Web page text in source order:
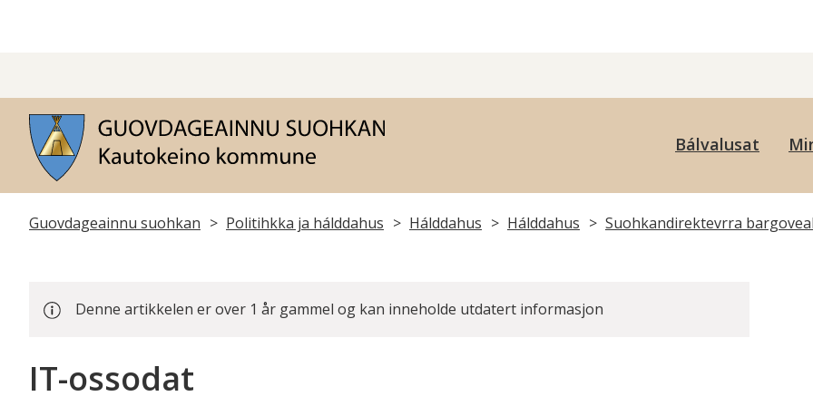
Guovdageainnu
Bálvalusat
Don
dáppe:
Guovdageainnu suohkan Politihkka ja hálddahus Hálddahus Hálddahus Suohkandirektevrra
Denne artikkelen er over 1 år gammel og kan inneholde utdatert informasjon
IT-ossodat